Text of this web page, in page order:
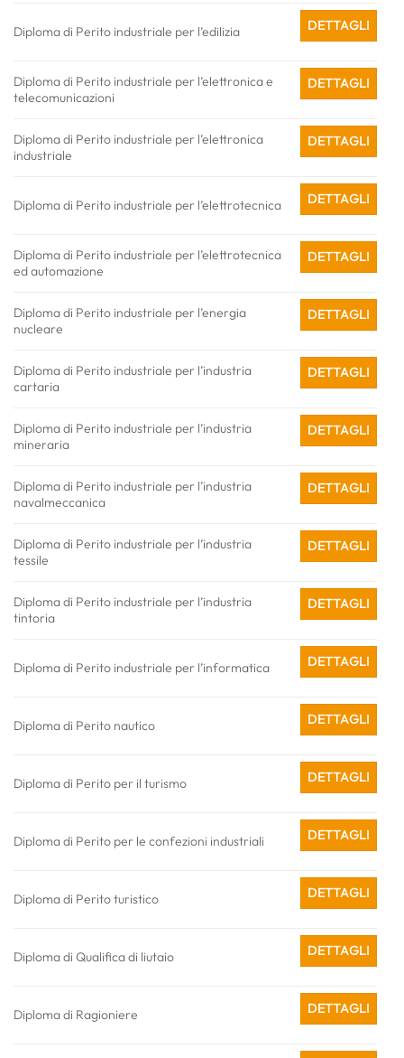
Diploma di Perito industriale per l’edilizia DETTAGLI
Diploma di Perito industriale per l’elettronica e
telecomunicazioni
DETTAGLI
Diploma di Perito industriale per l’elettronica
industriale
DETTAGLI
Diploma di Perito industriale per l’elettrotecnica DETTAGLI
Diploma di Perito industriale per l’elettrotecnica
ed automazione
DETTAGLI
Diploma di Perito industriale per l’energia
nucleare
DETTAGLI
Diploma di Perito industriale per l’industria
cartaria
DETTAGLI
Diploma di Perito industriale per l’industria
mineraria
DETTAGLI
Diploma di Perito industriale per l’industria
navalmeccanica
DETTAGLI
Diploma di Perito industriale per l’industria
tessile
DETTAGLI
Diploma di Perito industriale per l’industria
tintoria
DETTAGLI
Diploma di Perito industriale per l’informatica DETTAGLI
Diploma di Perito nautico DETTAGLI
Diploma di Perito per il turismo DETTAGLI
Diploma di Perito per le confezioni industriali DETTAGLI
Diploma di Perito turistico DETTAGLI
Diploma di Qualifica di liutaio DETTAGLI
Diploma di Ragioniere DETTAGLI